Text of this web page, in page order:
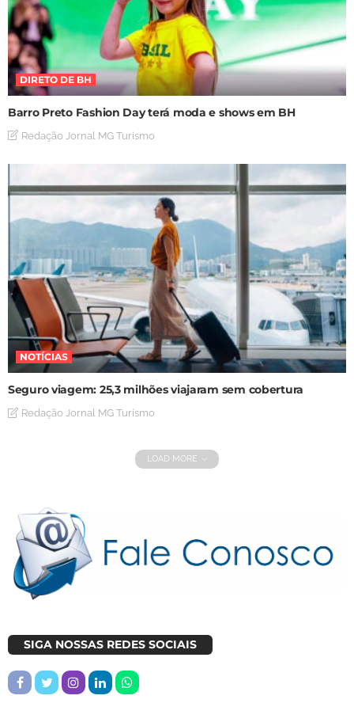
DIRETO DE BH
Barro Preto Fashion Day terá moda e shows em BH
Redação Jornal MG Turismo
NOTÍCIAS
Seguro viagem: 25,3 milhões viajaram sem cobertura
Redação Jornal MG Turismo
LOAD MORE
SIGA NOSSAS REDES SOCIAIS